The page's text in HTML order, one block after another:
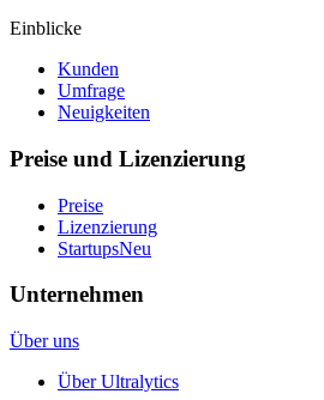
Einblicke
Kunden
Umfrage
Neuigkeiten
Preise und Lizenzierung
Preise
Lizenzierung
StartupsNeu
Unternehmen
Über uns
Über Ultralytics